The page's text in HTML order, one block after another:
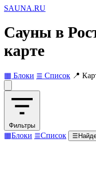
SAUNA.RU
Сауны в
карте
▦ Блоки ≣ Список 📍
Фильтры
▦Блоки ≣Список ☰